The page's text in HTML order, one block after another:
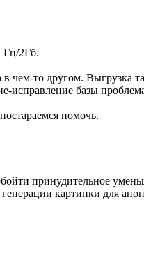
2Гб.
чем-то другом. Выгрузка
исправление базы
помочь.
принудительное
картинки для